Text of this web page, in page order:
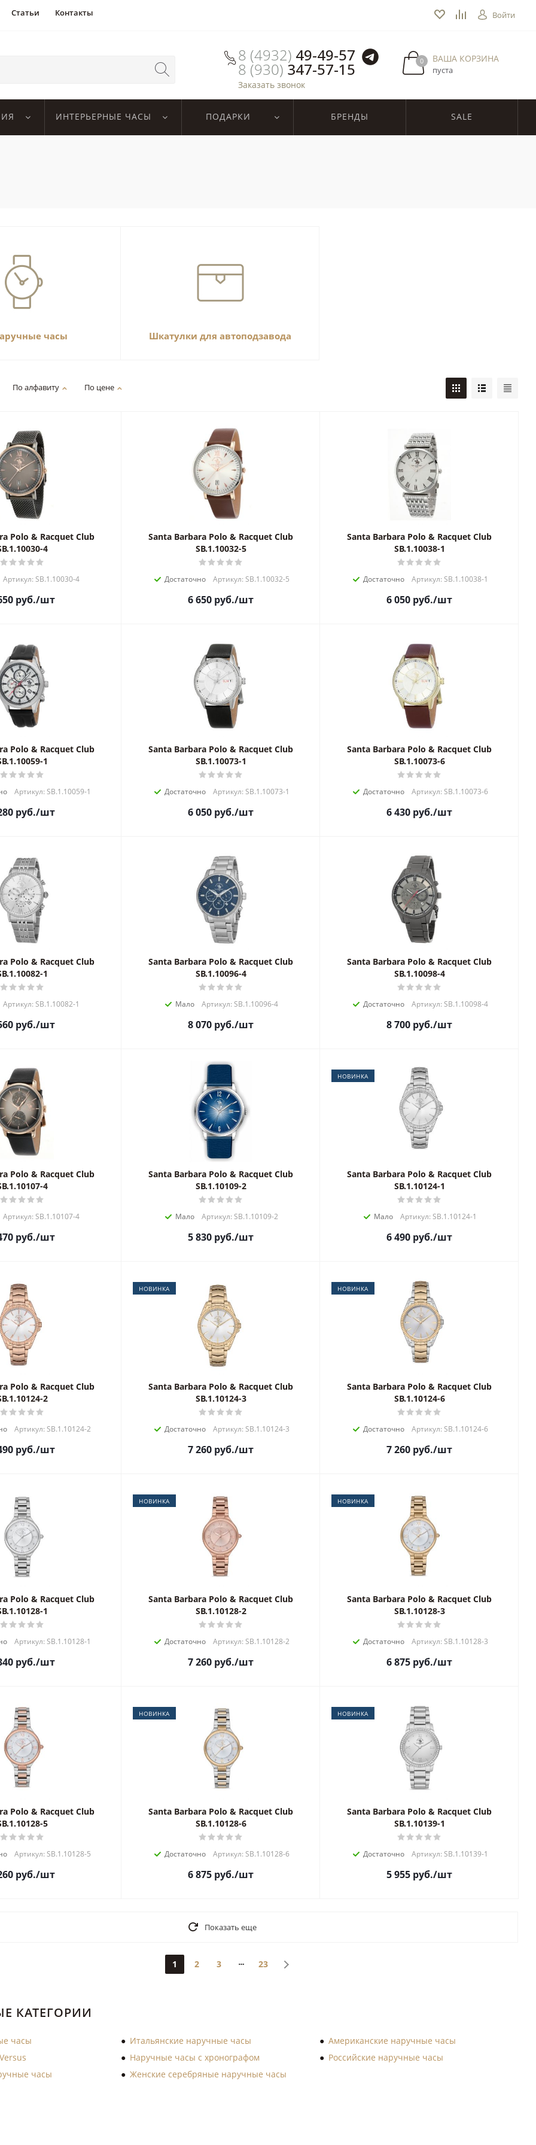
Статьи Контакты Войти
8 (4932) 49-49-57
8 (930) 347-57-15
Заказать звонок
ВАША КОРЗИНА
пуста
0
ИНТЕРЬЕРНЫЕ ЧАСЫ ПОДАРКИ БРЕНДЫ SALE
часы Шкатулки для автоподзавода
По алфавиту По цене
Polo & Racquet Club
4
Артикул: SB.1.10030-4
руб./шт
Santa Barbara Polo & Racquet Club
SB.1.10032-5
Достаточно Артикул: SB.1.10032-5
6 650 руб./шт
Santa Barbara Polo & Racquet Club
SB.1.10038-1
Достаточно Артикул: SB.1.10038-1
6 050 руб./шт
Polo & Racquet Club
1
Артикул: SB.1.10059-1
руб./шт
Santa Barbara Polo & Racquet Club
SB.1.10073-1
Достаточно Артикул: SB.1.10073-1
6 050 руб./шт
Santa Barbara Polo & Racquet Club
SB.1.10073-6
Достаточно Артикул: SB.1.10073-6
6 430 руб./шт
Polo & Racquet Club
1
Артикул: SB.1.10082-1
руб./шт
Santa Barbara Polo & Racquet Club
SB.1.10096-4
Мало Артикул: SB.1.10096-4
8 070 руб./шт
Santa Barbara Polo & Racquet Club
SB.1.10098-4
Достаточно Артикул: SB.1.10098-4
8 700 руб./шт
Polo & Racquet Club
4
Артикул: SB.1.10107-4
руб./шт
Santa Barbara Polo & Racquet Club
SB.1.10109-2
Мало Артикул: SB.1.10109-2
5 830 руб./шт
НОВИНКА
Santa Barbara Polo & Racquet Club
SB.1.10124-1
Мало Артикул: SB.1.10124-1
6 490 руб./шт
Polo & Racquet Club
2
Артикул: SB.1.10124-2
руб./шт
НОВИНКА
Santa Barbara Polo & Racquet Club
SB.1.10124-3
Достаточно Артикул: SB.1.10124-3
7 260 руб./шт
НОВИНКА
Santa Barbara Polo & Racquet Club
SB.1.10124-6
Достаточно Артикул: SB.1.10124-6
7 260 руб./шт
Polo & Racquet Club
1
Артикул: SB.1.10128-1
руб./шт
НОВИНКА
Santa Barbara Polo & Racquet Club
SB.1.10128-2
Достаточно Артикул: SB.1.10128-2
7 260 руб./шт
НОВИНКА
Santa Barbara Polo & Racquet Club
SB.1.10128-3
Достаточно Артикул: SB.1.10128-3
6 875 руб./шт
Polo & Racquet Club
5
Артикул: SB.1.10128-5
руб./шт
НОВИНКА
Santa Barbara Polo & Racquet Club
SB.1.10128-6
Достаточно Артикул: SB.1.10128-6
6 875 руб./шт
НОВИНКА
Santa Barbara Polo & Racquet Club
SB.1.10139-1
Достаточно Артикул: SB.1.10139-1
5 955 руб./шт
Показать еще
1 2 3 23
КАТЕГОРИИ
часы Итальянские наручные часы
Американские наручные часы
Наручные часы с хронографом
Российские наручные часы
часы
Женские серебряные наручные часы